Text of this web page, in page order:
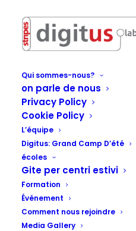
Qui sommes-nous?
on parle de nous
Privacy Policy
Cookie Policy
L’équipe
Digitus: Grand Camp D’été
écoles
Gite per centri estivi
Formation
Événement
Comment nous rejoindre
Media Gallery